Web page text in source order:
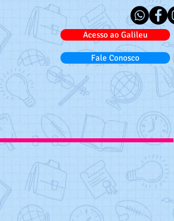
Acesso ao Galileu
Fale Conosco